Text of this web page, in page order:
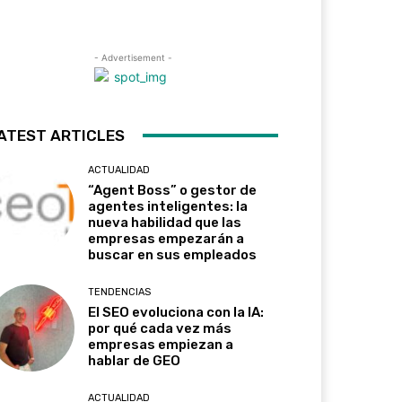
- Advertisement -
ARTICLES
ACTUALIDAD
“Agent Boss” o gestor de
agentes inteligentes: la
nueva habilidad que las
empresas empezarán a
buscar en sus empleados
TENDENCIAS
El SEO evoluciona con la IA:
por qué cada vez más
empresas empiezan a
hablar de GEO
ACTUALIDAD